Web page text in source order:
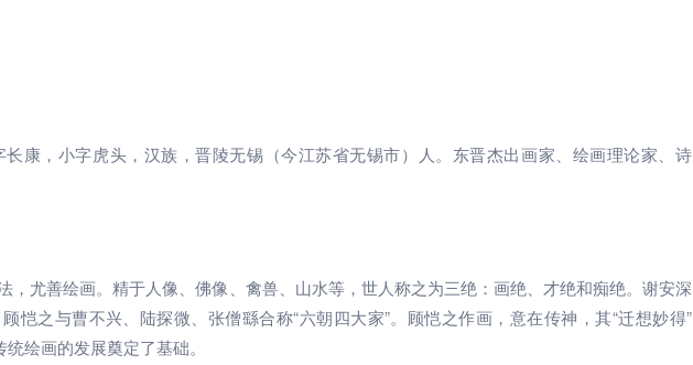
长康，小字虎头，汉族，晋陵无锡（今江苏省无锡市）人。东晋杰出画家、绘画理论家、诗
，尤善绘画。精于人像、佛像、禽兽、山水等，世人称之为三绝：画绝、才绝和痴绝。谢安深
恺之与曹不兴、陆探微、张僧繇合称“六朝四大家”。顾恺之作画，意在传神，其“迁想妙得”
统绘画的发展奠定了基础。